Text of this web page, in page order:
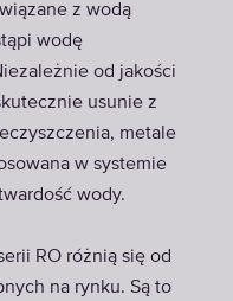
z wodą
wodę
od jakości
usunie z
metale
w systemie
wody.
RO różnią się od
na rynku. Są to